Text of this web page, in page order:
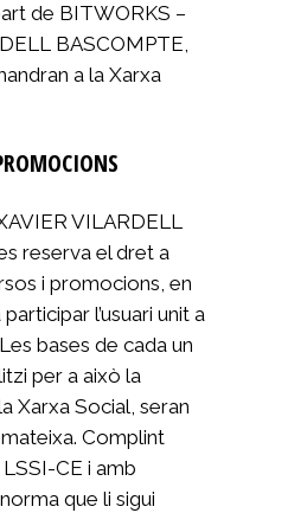
de BITWORKS –
BASCOMPTE,
a la Xarxa
VILARDELL
reserva el dret a
i promocions, en
l’usuari unit a
bases de cada un
per a això la
Xarxa Social, seran
Complint
CE i amb
que li sigui